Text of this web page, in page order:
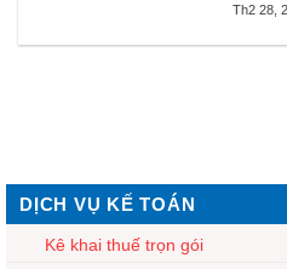
Th2 28,
DỊCH VỤ KẾ TOÁN
Kê khai thuế trọn gói